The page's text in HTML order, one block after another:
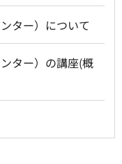
ター）について
ター）の講座(概